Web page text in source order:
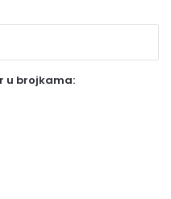
u brojkama: